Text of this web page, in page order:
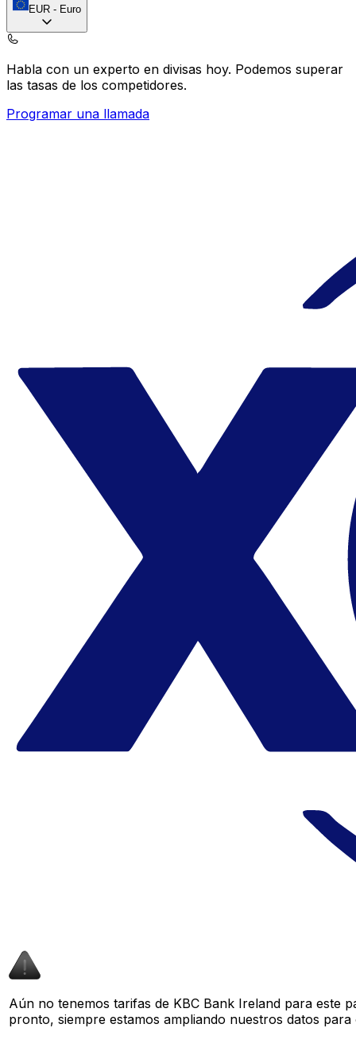
EUR - Euro
Habla con un experto en divisas hoy. Podemos superar
las tasas de los competidores.
Programar una llamada
Aún no tenemos tarifas de KBC Bank Ireland para este
pronto, siempre estamos ampliando nuestros datos